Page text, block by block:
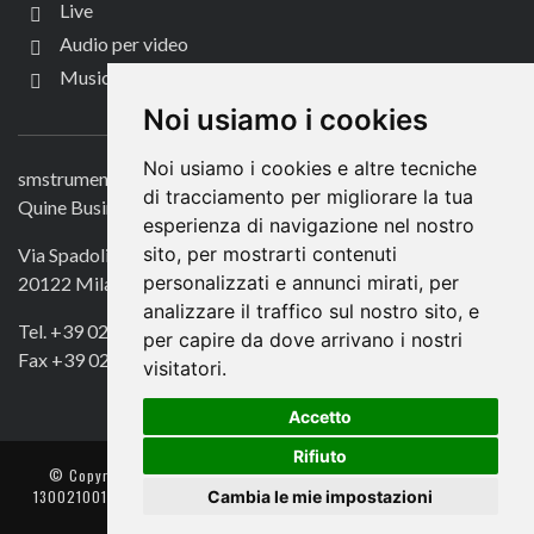
Noi usiamo i cookies
Noi usiamo i cookies e altre tecniche
di tracciamento per migliorare la tua
esperienza di navigazione nel nostro
sito, per mostrarti contenuti
personalizzati e annunci mirati, per
analizzare il traffico sul nostro sito, e
per capire da dove arrivano i nostri
visitatori.
Accetto
Rifiuto
Cambia le mie impostazioni
Live
Audio per video
Music Life
CONTATTACI
smstrumentimusicali.it
Quine Business Publisher
Via Spadolini 7
20122 Milano
Tel. +39 02 49756990
Fax +39 02 72016740
© Copyright 2018. All Rights Reserved -- Quine srl – C.F./P IVA
13002100157 – Responsabile della Protezione dei Dati: Avv. Monica